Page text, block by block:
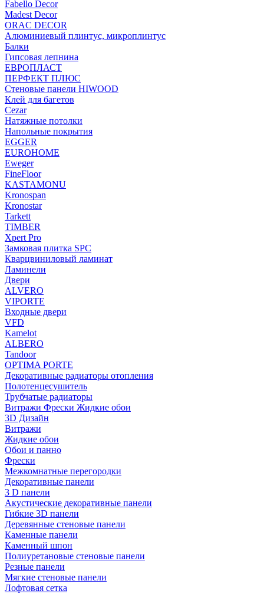
Fabello Decor
Madest Decor
ORAC DECOR
Алюминиевый плинтус, микроплинтус
Балки
Гипсовая лепнина
ЕВРОПЛАСТ
ПЕРФЕКТ ПЛЮС
Стеновые панели HIWOOD
Клей для багетов
Cezar
Натяжные потолки
Напольные покрытия
EGGER
EUROHOME
Eweger
FineFloor
KASTAMONU
Kronospan
Kronostar
Tarkett
TIMBER
Xpert Pro
Замковая плитка SPC
Кварцвиниловый ламинат
Ламинели
Двери
ALVERO
VIPORTE
Входные двери
VFD
Kamelot
ALBERO
Tandoor
OPTIMA PORTE
Декоративные радиаторы отопления
Полотенцесушитель
Трубчатые радиаторы
Витражи Фрески Жидкие обои
3D Дизайн
Витражи
Жидкие обои
Обои и панно
Фрески
Межкомнатные перегородки
Декоративные панели
3 D панели
Акустические декоративные панели
Гибкие 3D панели
Деревянные стеновые панели
Каменные панели
Каменный шпон
Полиуретановые стеновые панели
Резные панели
Мягкие стеновые панели
Лофтовая сетка